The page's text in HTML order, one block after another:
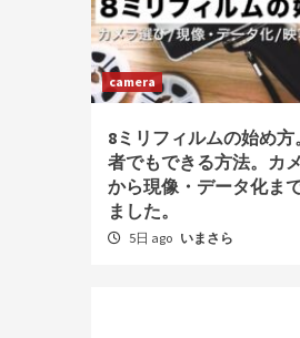
camera
8ミリフィルムの始め方
者でもできる方法。カ
から現像・データ化ま
ました。
5日 ago いまさら